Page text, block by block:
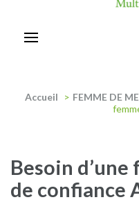
Accueil > FEMME DE
Besoin d’une
de confiance